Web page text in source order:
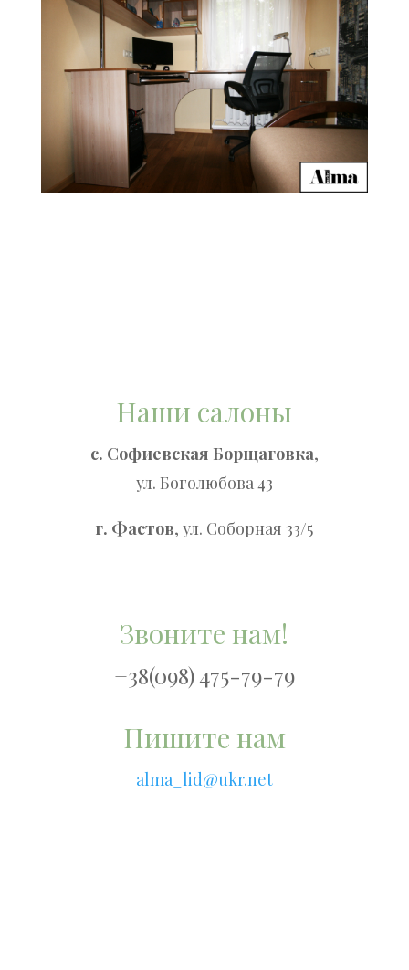
Наши салоны
с. Софиевская Борщаговка,
ул. Боголюбова 43
г. Фастов, ул. Соборная 33/5
Звоните нам!
+38(098) 475-79-79
Пишите нам
alma_lid@ukr.net